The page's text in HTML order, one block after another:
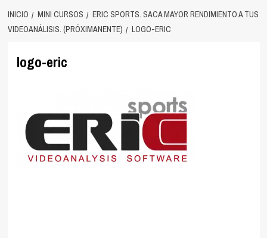
INICIO MINI CURSOS
ERIC SPORTS. SACA MAYOR RENDIMIENTO A TUS
VIDEOANÁLISIS. (PRÓXIMANENTE)
LOGO-ERIC
logo-eric